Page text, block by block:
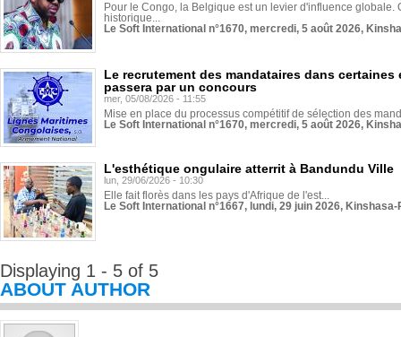
Pour le Congo, la Belgique est un levier d'influence globale.
historique...
Le Soft International n°1670, mercredi, 5 août 2026,
Le recrutement des mandataires dans
passera par un concours
mer, 05/08/2026 - 11:55
Mise en place du processus compétitif de sélection des
Le Soft International n°1670, mercredi, 5 août 2026,
L'esthétique ongulaire atterrit à Bandundu Ville
lun, 29/06/2026 - 10:30
Elle fait florès dans les pays d'Afrique de l'est...
Le Soft International n°1667, lundi, 29 juin 2026,
Displaying 1 - 5 of 5
ABOUT AUTHOR